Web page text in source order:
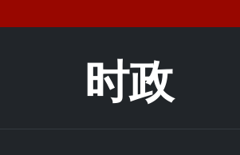
时政